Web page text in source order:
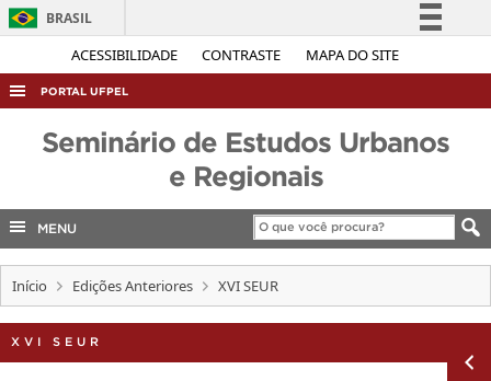
ACESSIBILIDADE CONTRASTE MAPA DO SITE
BRASIL
Simplifique!
Acesso à informação
Legislação
Canais
PORTAL UFPEL
ACESSO À INFORMAÇÃO
Seminário de Estudos Urbanos
e Regionais
MENU
Início Edições Anteriores XVI SEUR
XVI SEUR